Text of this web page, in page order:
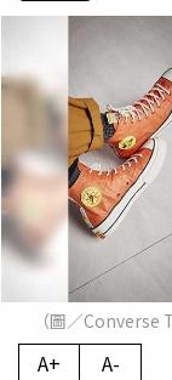
（圖／Converse
A+ A-